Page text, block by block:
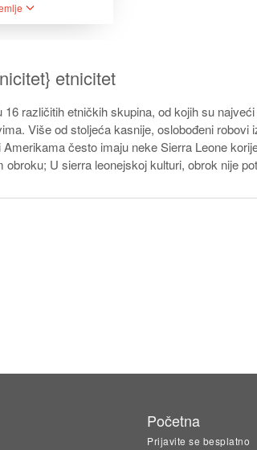
etnicitet
16 različitih etničkih skupina, od kojih su
Više od stoljeća kasnije, oslobođeni
često imaju neke Sierra Leone
U sierra leonejskoj kulturi, obrok nije
Početna
Prijavite se besplatno